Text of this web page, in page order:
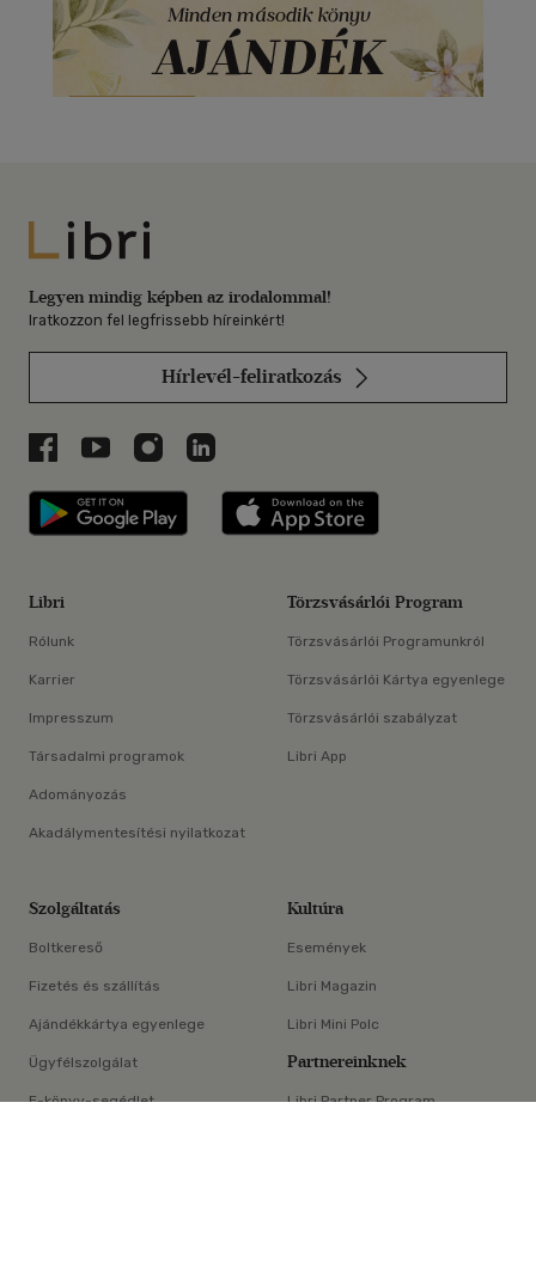
×
Libri
Legyen mindig képben az irodalommal!
Iratkozzon fel legfrissebb híreinkért!
Hírlevél-feliratkozás
Libri a Facebookon
Libri a Youtube-on
Libri az Instagramon
Libri a LinkedInen
Libri applikáció Szerezd meg: Google
Libri
Rólunk
Karrier
Impresszum
Társadalmi programok
Adományozás
Akadálymentesítési nyilatkozat
Törzsvásárlói Program
Törzsvásárlói Programunkról
Törzsvásárlói Kártya egyenlege
Törzsvásárlói szabályzat
Libri App
Szolgáltatás
Boltkereső
Fizetés és szállítás
Ajándékkártya egyenlege
Ügyfélszolgálat
E-könyv-segédlet
Kultúra
Események
Libri Magazin
Libri Mini Polc
Partnereinknek
Libri Partner Program